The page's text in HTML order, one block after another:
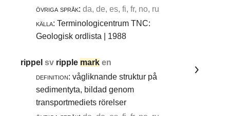
övriga språk: da, de, es, fi, fr, no, ru
källa: Terminologicentrum TNC:
Geologisk ordlista | 1988
rippelsv ripple mark en
definition: vågliknande struktur på
sedimentyta, bildad genom
transportmediets rörelser